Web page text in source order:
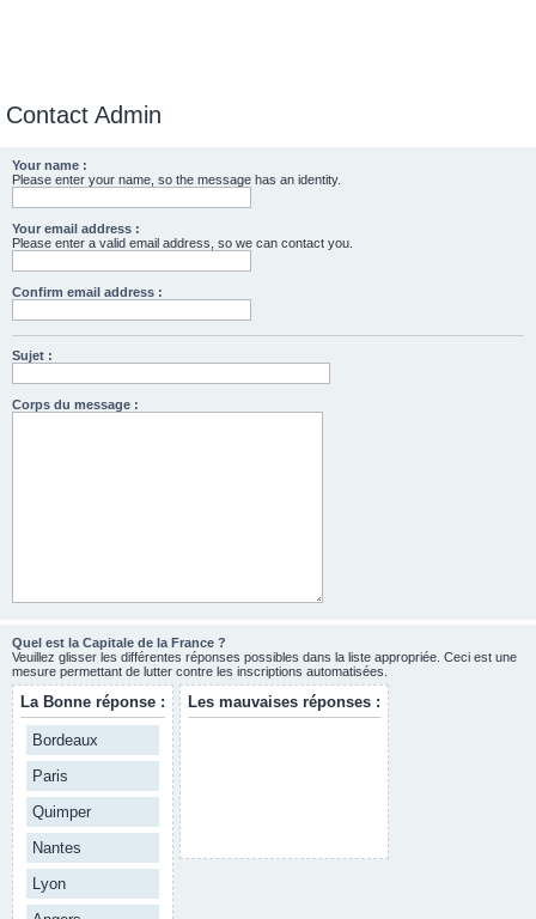
Contact Admin
Your name :
Please enter your name, so the message has an identity.
Your email address :
Please enter a valid email address, so we can contact you.
Confirm email address :
Sujet :
Corps du message :
Quel est la Capitale de la France ?
Veuillez glisser les différentes réponses possibles dans la liste appropriée. Ceci est une
mesure permettant de lutter contre les inscriptions automatisées.
La Bonne réponse :
Bordeaux
Paris
Quimper
Nantes
Lyon
Les mauvaises réponses :